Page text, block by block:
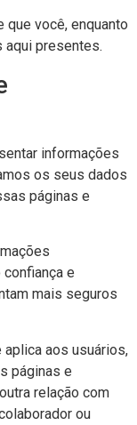
você, enquanto
aqui presentes.
informações
os seus dados
páginas e
e
mais seguros
aos usuários,
páginas e
relação com
ou